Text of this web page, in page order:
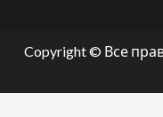
Copyright © Все